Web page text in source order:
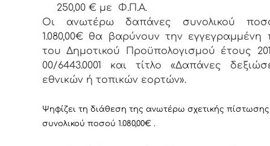
250,00 € με Φ.Π.Α.
Οι ανωτέρω δαπάνες συνολικού
1.080,00€ θα βαρύνουν την εγγεγραμμένη
του Δημοτικού Προϋπολογισμού έτους
00/6443.0001 και τίτλο «Δαπάνες
εθνικών ή τοπικών εορτών».
Ψηφίζει τη διάθεση της ανωτέρω σχετικής πίστωσης
συνολικού ποσού 1.080,00€ .